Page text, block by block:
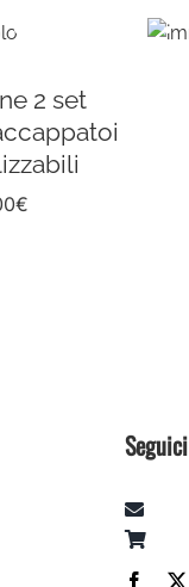
2 set
€
Seguici